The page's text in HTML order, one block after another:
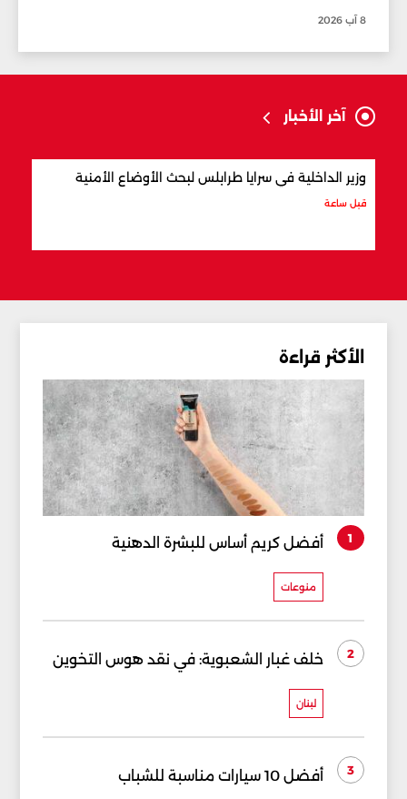
8 آب 2026
آخر الأخبار
وزير الداخلية في سرايا طرابلس لبحث الأوضاع الأمنية
قبل ساعة
الأكثر قراءة
1 أفضل كريم أساس للبشرة الدهنية
منوعات
2 خلف غبار الشعبوية: في نقد هوس التخوين
لبنان
3 أفضل 10 سيارات مناسبة للشباب